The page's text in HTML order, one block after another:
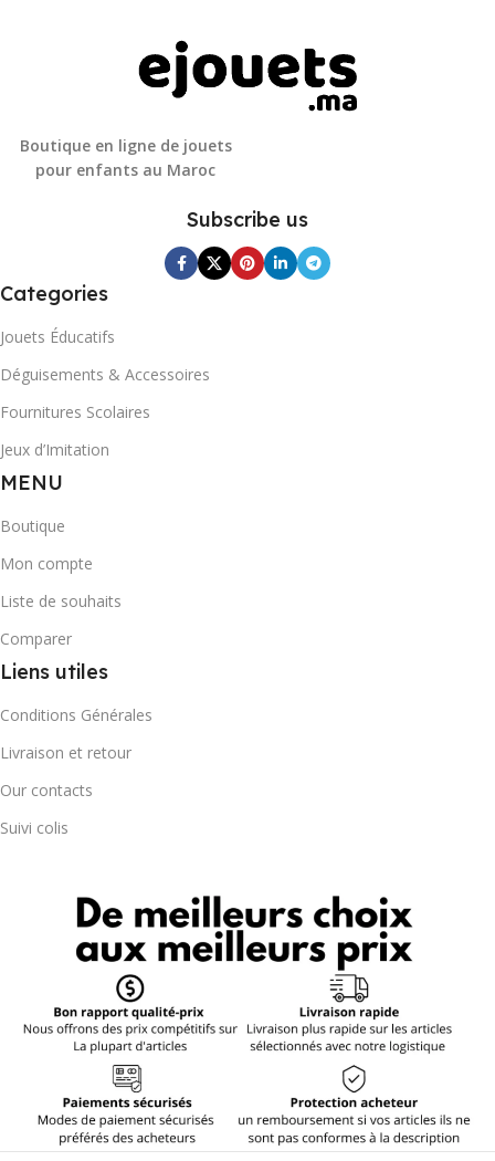
Boutique en ligne de jouets
pour enfants au Maroc
Subscribe us
Categories
Jouets Éducatifs
Déguisements & Accessoires
Fournitures Scolaires
Jeux d’Imitation
MENU
Boutique
Mon compte
Liste de souhaits
Comparer
Liens utiles
Conditions Générales
Livraison et retour
Our contacts
Suivi colis